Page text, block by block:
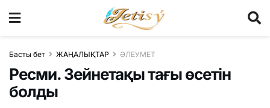
Басты бет ЖАҢАЛЫҚТАР ӘЛЕУМЕТ
Ресми. Зейнетақы тағы өсетін
болды